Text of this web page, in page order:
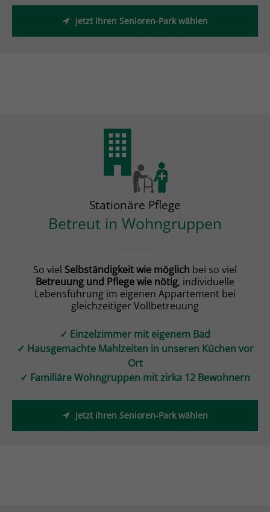
Jetzt ihren Senioren-Park wählen
Stationäre Pflege
Betreut in Wohngruppen
So viel Selbständigkeit wie möglich bei so viel
Betreuung und Pflege wie nötig, individuelle
Lebensführung im eigenen Appartement bei
gleichzeitiger Vollbetreuung
✓ Einzelzimmer mit eigenem Bad
✓ Hausgemachte Mahlzeiten in unseren Küchen vor
Ort
✓ Familiäre Wohngruppen mit zirka 12 Bewohnern
Jetzt ihren Senioren-Park wählen